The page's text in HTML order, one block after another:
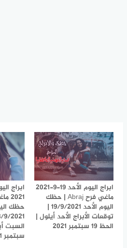
ابراج اليوم الأحد 19-9-2021
ماغي فرح Abraj | حظك
اليوم الأحد 19/9/2021 |
توقعات الأبراج الأحد أيلول |
الحظ 19 سبتمبر 2021
حظك
سبتمبر 2021